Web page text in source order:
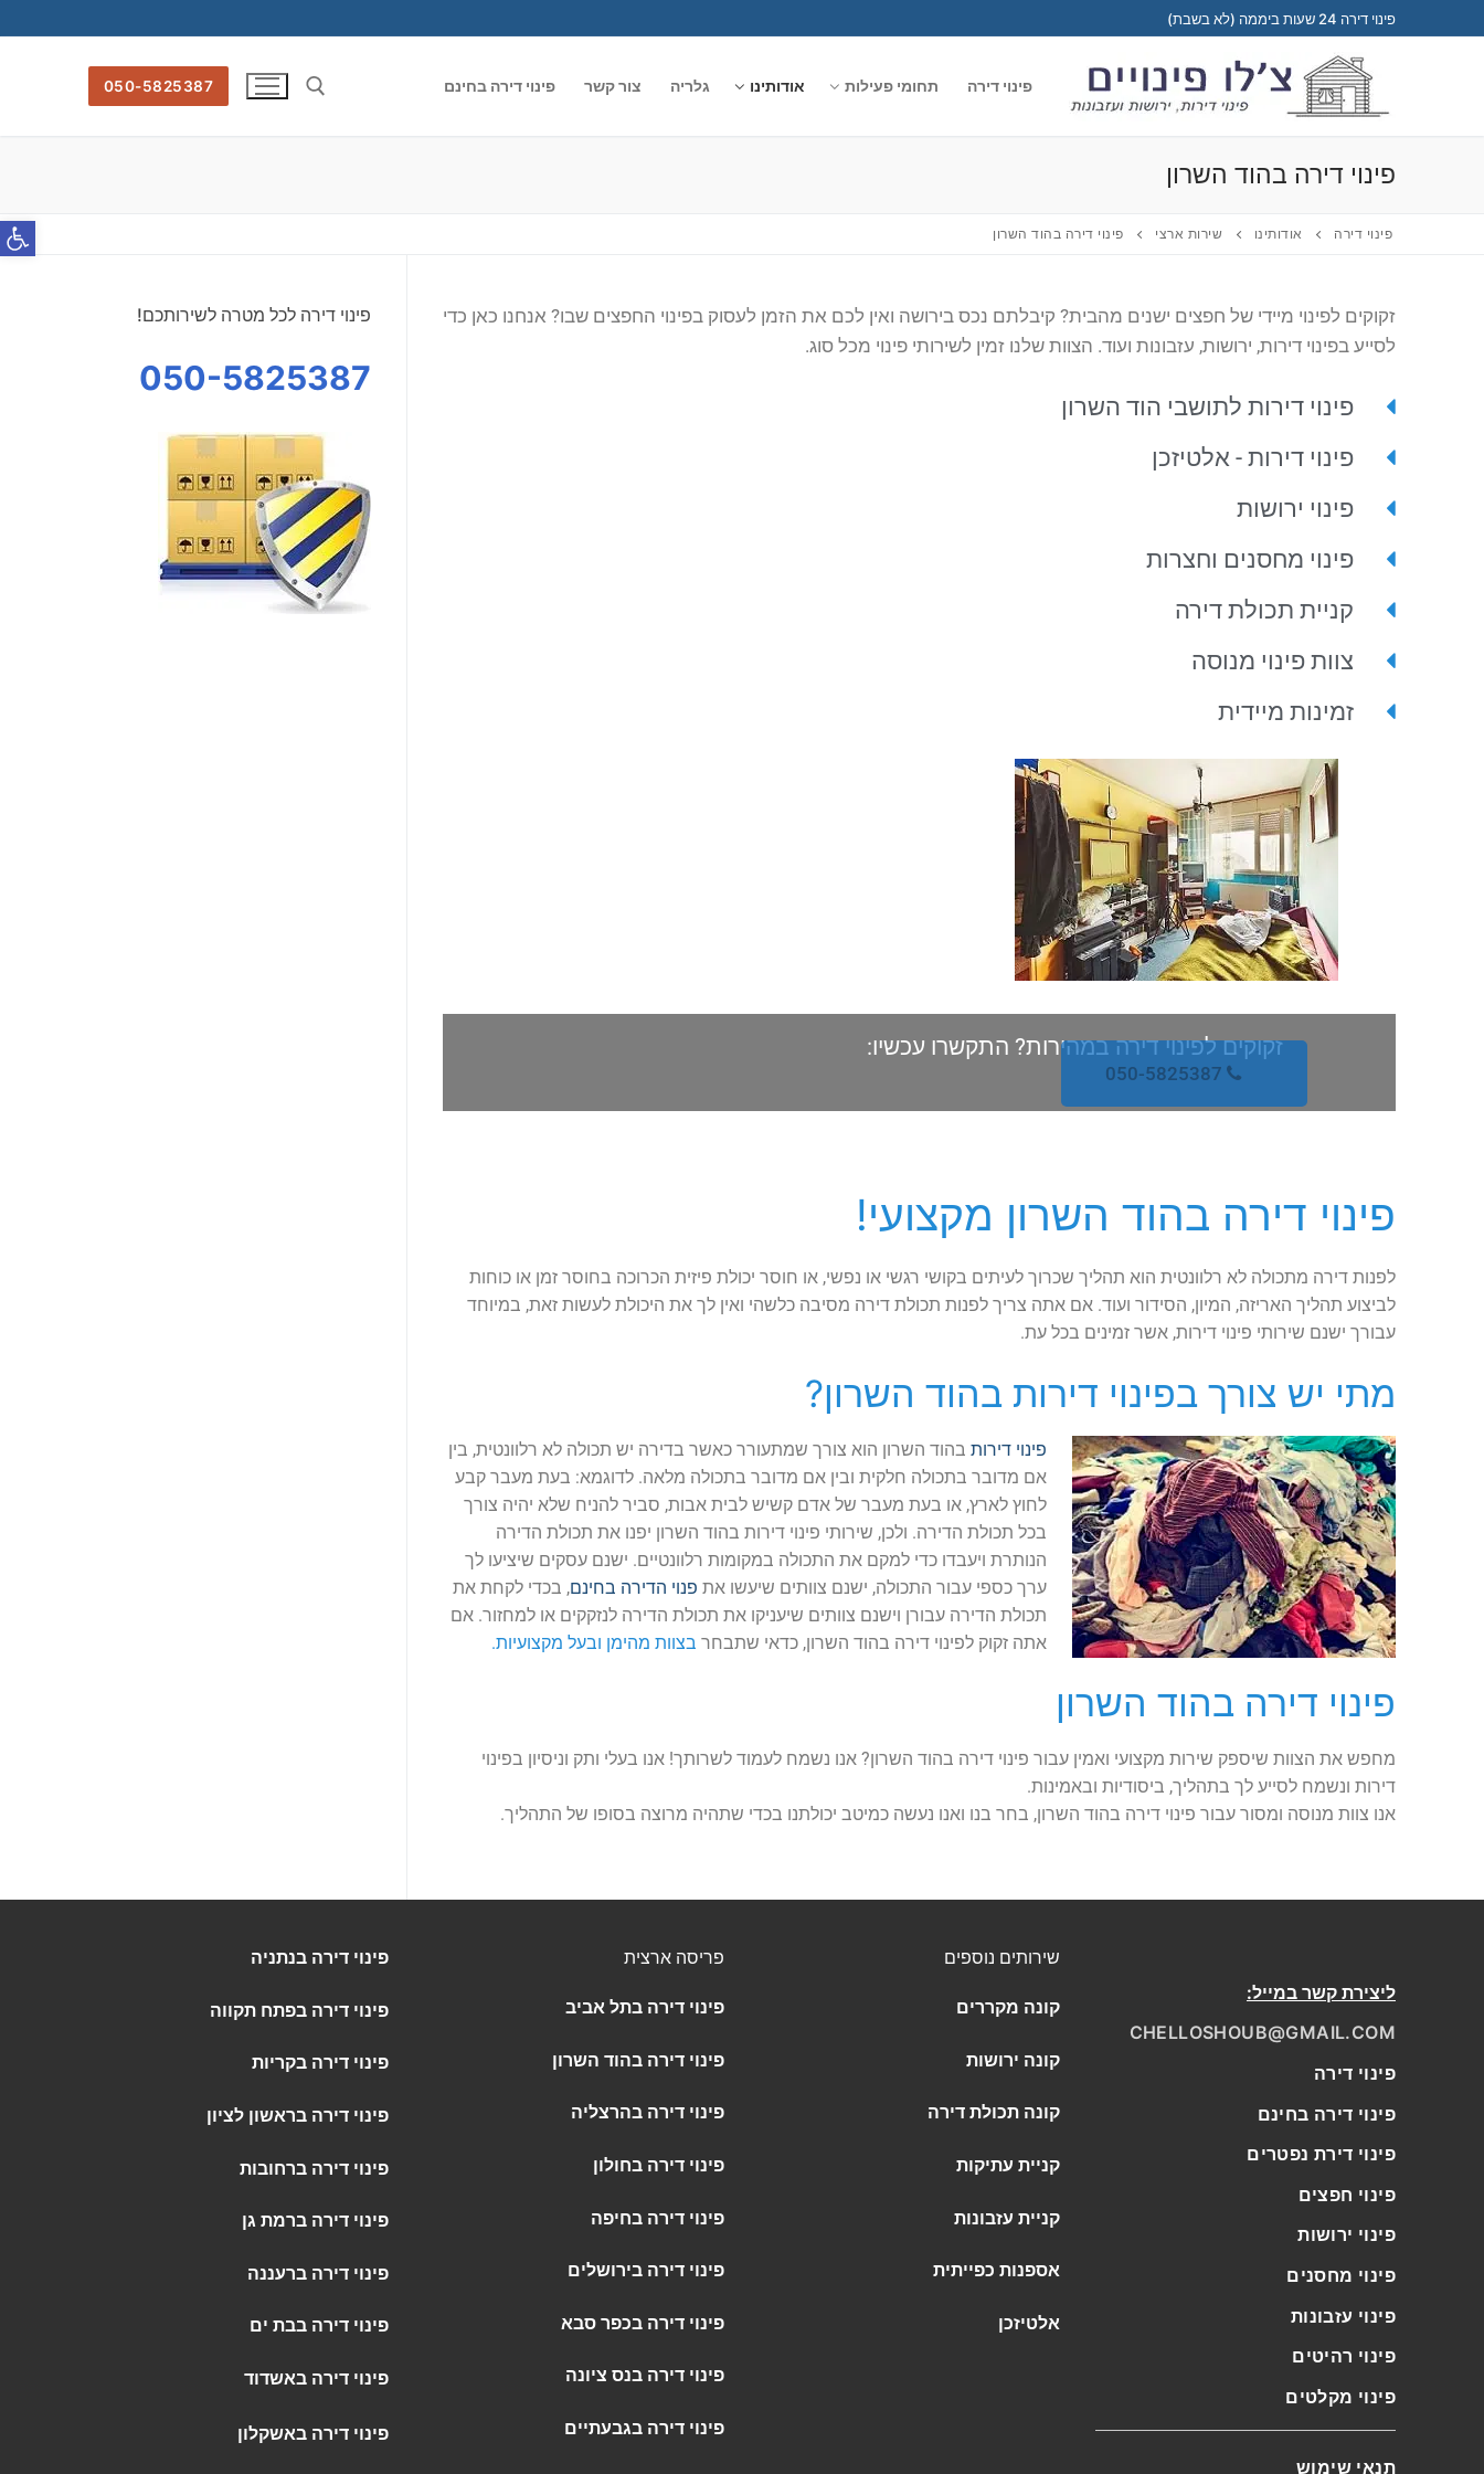
לתוכן
פינוי דירה 24 שעות ביממה (לא בשבת)
פינוי דירה תחומי פעילות אודותינו גלריה צור קשר פינוי דירה בחינם 050-5825387
פינוי דירה בהוד השרון
פינוי דירה אודותינו שירות ארצי פינוי דירה בהוד השרון
זקוקים לפינוי מיידי של חפצים ישנים מהבית? קיבלתם נכס בירושה ואין לכם את הזמן לעסוק בפינוי החפצים שבו? אנחנו כאן כדי
לסייע בפינוי דירות, ירושות, עזבונות ועוד. הצוות שלנו זמין לשירותי פינוי מכל סוג.
פינוי דירות לתושבי הוד השרון
פינוי דירות - אלטיזכן
פינוי ירושות
פינוי מחסנים וחצרות
קניית תכולת דירה
צוות פינוי מנוסה
זמינות מיידית
זקוקים לפינוי דירה במהירות? התקשרו עכשיו:
050-5825387
פינוי דירה בהוד השרון מקצועי!
לפנות דירה מתכולה לא רלוונטית הוא תהליך שכרוך לעיתים בקושי רגשי או נפשי, או חוסר יכולת פיזית הכרוכה בחוסר זמן או כוחות
לביצוע תהליך האריזה, המיון, הסידור ועוד. אם אתה צריך לפנות תכולת דירה מסיבה כלשהי ואין לך את היכולת לעשות זאת, במיוחד
עבורך ישנם שירותי פינוי דירות, אשר זמינים בכל עת.
מתי יש צורך בפינוי דירות בהוד השרון?
פינוי דירותבהוד השרון הוא צורך שמתעורר כאשר בדירה יש תכולה לא רלוונטית, בין
אם מדובר בתכולה חלקית ובין אם מדובר בתכולה מלאה. לדוגמא: בעת מעבר קבע
לחוץ לארץ, או בעת מעבר של אדם קשיש לבית אבות, סביר להניח שלא יהיה צורך
בכל תכולת הדירה. ולכן, שירותי פינוי דירות בהוד השרון יפנו את תכולת הדירה
הנותרת ויעבדו כדי למקם את התכולה במקומות רלוונטיים. ישנם עסקים שיציעו לך
ערך כספי עבור התכולה, ישנם צוותים שיעשו את פנוי הדירה בחינם, בכדי לקחת את
תכולת הדירה עבורן וישנם צוותים שיעניקו את תכולת הדירה לנזקקים או למחזור. אם
אתה זקוק לפינוי דירה בהוד השרון, כדאי שתבחר בצוות מהימן ובעל מקצועיות.
פינוי דירה בהוד השרון
מחפש את הצוות שיספק שירות מקצועי ואמין עבור פינוי דירה בהוד השרון? אנו נשמח לעמוד לשרותך! אנו בעלי ותק וניסיון בפינוי
דירות ונשמח לסייע לך בתהליך, ביסודיות ובאמינות.
אנו צוות מנוסה ומסור עבור פינוי דירה בהוד השרון, בחר בנו ואנו נעשה כמיטב יכולתנו בכדי שתהיה מרוצה בסופו של התהליך.
פינוי דירה לכל מטרה לשירותכם!
050-5825387
ליצירת קשר במייל:
CHELLOSHOUB@GMAIL.COM
פינוי דירה
פינוי דירה בחינם
פינוי דירת נפטרים
פינוי חפצים
פינוי ירושות
פינוי מחסנים
פינוי עזבונות
פינוי רהיטים
פינוי מקלטים
תנאי שימוש
שירותים נוספים
קונה מקררים
קונה ירושות
קונה תכולת דירה
קניית עתיקות
קניית עזבונות
אספנות כפייתית
אלטיזכן
פריסה ארצית
פינוי דירה בתל אביב
פינוי דירה בהוד השרון
פינוי דירה בהרצליה
פינוי דירה בחולון
פינוי דירה בחיפה
פינוי דירה בירושלים
פינוי דירה בכפר סבא
פינוי דירה בנס ציונה
פינוי דירה בגבעתיים
פינוי דירה בנתניה
פינוי דירה בפתח תקווה
פינוי דירה בקריות
פינוי דירה בראשון לציון
פינוי דירה ברחובות
פינוי דירה ברמת גן
פינוי דירה ברעננה
פינוי דירה בבת ים
פינוי דירה באשדוד
פינוי דירה באשקלון
פתח